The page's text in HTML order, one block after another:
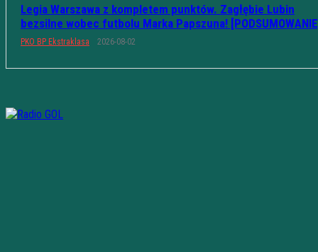
Legia Warszawa z kompletem punktów. Zagłębie Lubin
bezsilne wobec futbolu Marka Papszuna!
PKO BP Ekstraklasa 2026-08-02